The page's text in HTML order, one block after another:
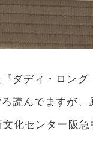
ダディ・ロン
読んでますが
化センター阪